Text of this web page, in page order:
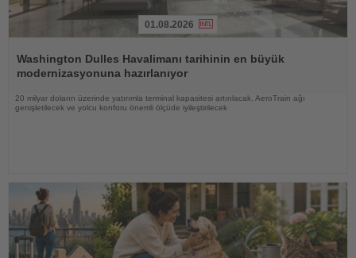
Oku
01.08.2026
Washington Dulles Havalimanı tarihinin en büyük
modernizasyonuna hazırlanıyor
20 milyar doların üzerinde yatırımla terminal kapasitesi artırılacak, AeroTrain ağı
genişletilecek ve yolcu konforu önemli ölçüde iyileştirilecek